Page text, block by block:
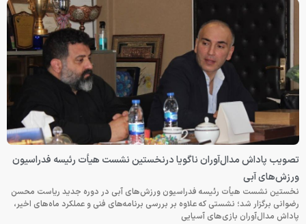
تصویب پاداش مدال‌آوران ناگویا درنخستین نشست هیأت رئیسه فدراسیون
ورزش‌های آبی
نخستین نشست هیأت رئیسه فدراسیون ورزش‌های آبی در دوره جدید ریاست محسن
رضوانی برگزار شد؛ نشستی که علاوه بر بررسی برنامه‌های فنی و عملکرد ماه‌های اخیر،
پاداش مدال‌آوران بازی‌های آسیایی